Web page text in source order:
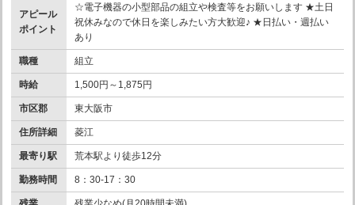
アピール
ポイント
☆電子機器の小型部品の組立や検査等をお願いします ★土日
祝休みなので休日を楽しみたい方大歓迎♪ ★日払い・週払い
あり
職種 組立
時給 1,500円～1,875円
市区郡 東大阪市
住所詳細 菱江
最寄り駅 荒本駅より徒歩12分
勤務時間 8：30-17：30